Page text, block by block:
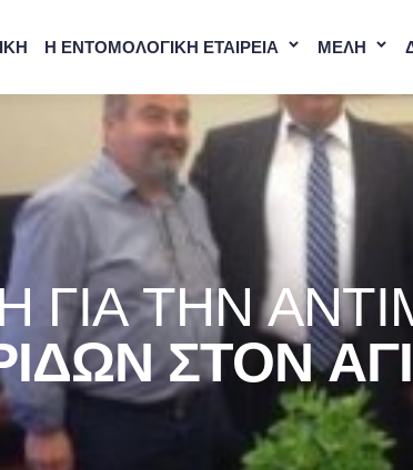
Η ΕΝΤΟΜΟΛΟΓΙΚΗ ΕΤΑΙΡΕΙΑ ΜΕΛΗ
ΓΙΑ ΤΗΝ
ΣΤΟΝ